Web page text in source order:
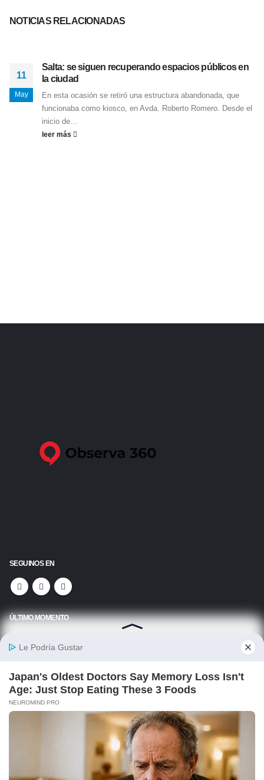
NOTICIAS RELACIONADAS
11
May
Salta: se siguen recuperando espacios públicos en
la ciudad
En esta ocasión se retiró una estructura abandonada, que
funcionaba como kiosco, en Avda. Roberto Romero. Desde el
inicio de...
leer más
SEGUINOS EN
ÚLTIMO MOMENTO
años menor
© Copyright 2026. Todos los derechos reservados.